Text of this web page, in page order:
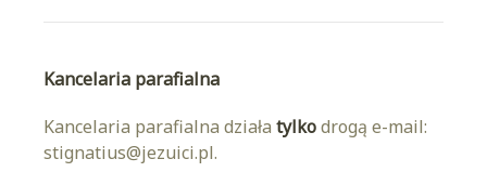
Kancelaria parafialna
Kancelaria parafialna działa tylkodrogą e-mail:
stignatius@jezuici.pl.